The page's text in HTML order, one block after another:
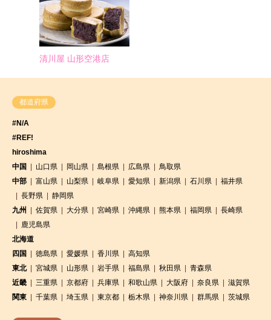
清川屋 山形空港店
都道府県
#N/A
#REF!
hiroshima
中国
山口県 岡山県 島根県 広島県
鳥取県
中部
富山県 山梨県 岐阜県 愛知県 新潟県 石川県
福井県
長野県
静岡県
九州
佐賀県 大分県 宮崎県 沖縄県 熊本県 福岡県
長崎県
鹿児島県
北海道
四国
徳島県 愛媛県 香川県
高知県
東北
宮城県 山形県 岩手県 福島県 秋田県
青森県
近畿
三重県 京都府 兵庫県 和歌山県 大阪府 奈良県
滋賀県
関東
千葉県 埼玉県 東京都 栃木県 神奈川県 群馬県 茨城県